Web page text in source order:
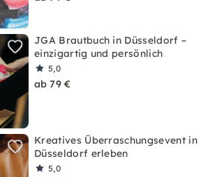
JGA Brautbuch in Düsseldorf –
einzigartig und persönlich
5,0
ab 79 €
Kreatives Überraschungsevent in
Düsseldorf erleben
5,0